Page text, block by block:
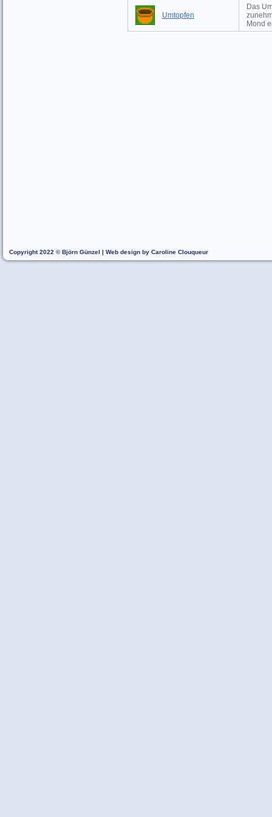
Umtopfen
Das
Mond
Copyright 2022 © Björn Günzel | Web design by Caroline Clouqueur